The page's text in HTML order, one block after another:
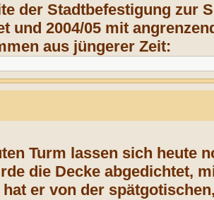
der Stadtbefestigung zur
und 2004/05 mit
aus jüngerer Zeit:
Turm lassen sich heute
die Decke abgedichtet,
er von der spätgotischen,